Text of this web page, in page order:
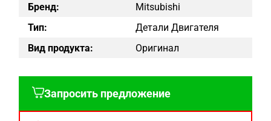
Бренд:
Mitsubishi
Тип:
Детали Двигателя
Вид продукта:
Оригинал
Запросить предложение